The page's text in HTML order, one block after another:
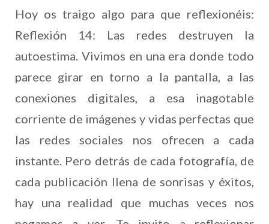
Hoy os traigo algo para que reflexionéis:
Reflexión 14: Las redes destruyen la
autoestima. Vivimos en una era donde todo
parece girar en torno a la pantalla, a las
conexiones digitales, a esa inagotable
corriente de imágenes y vidas perfectas que
las redes sociales nos ofrecen a cada
instante. Pero detrás de cada fotografía, de
cada publicación llena de sonrisas y éxitos,
hay una realidad que muchas veces nos